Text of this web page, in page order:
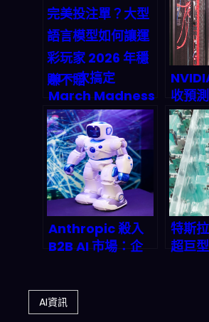
指令
來」？
AI 一次搞定
March Madness
完美投注單？大型
語言模型如何讓運
彩玩家 2026 年穩
賺不賠
收預
帝國
2026
版圖？
Anthropic 殺入
B2B AI 市場：企
特斯
超巨
AI資訊